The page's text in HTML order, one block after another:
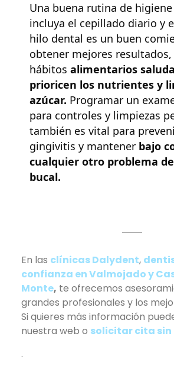
Una buena rutina de
incluya el cepillado diario y
hilo dental es un buen
obtener mejores
hábitos alimentarios
prioricen los nutrientes y
azúcar. Programar un
para controles y limpiezas
también es vital para
gingivitis y mantener bajo
cualquier otro problema
bucal.
En las clínicas Dalydent,
confianza en Valmojado y
Monte, te ofrecemos
grandes profesionales y los
Si quieres más información
nuestra web o solicitar cita sin
.